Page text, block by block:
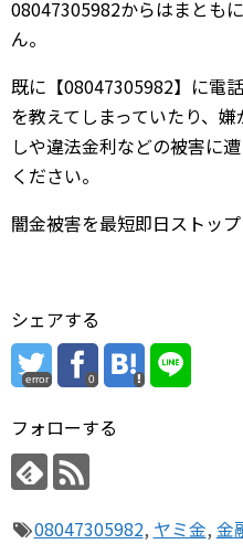
08047305982からはまとも
ん。
既に【08047305982】に電
を教えてしまっていたり、
しや違法金利などの被害に
ください。
闇金被害を最短即日ストップ
シェアする
error 0
フォローする
08047305982, ヤミ金, 金